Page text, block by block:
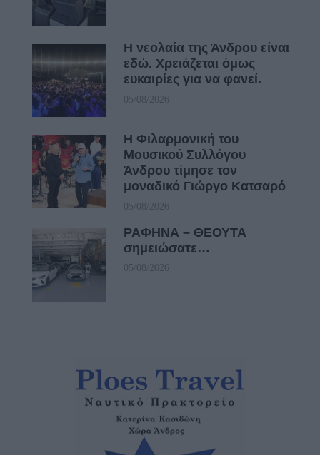
Η νεολαία της Άνδρου είναι
εδώ. Χρειάζεται όμως
ευκαιρίες για να φανεί.
05/08/2026
Η Φιλαρμονική του
Μουσικού Συλλόγου
Άνδρου τίμησε τον
μοναδικό Γιώργο Κατσαρό
05/08/2026
ΡΑΦΗΝΑ – ΘΕΟΥΤΑ
σημειώσατε…
05/08/2026